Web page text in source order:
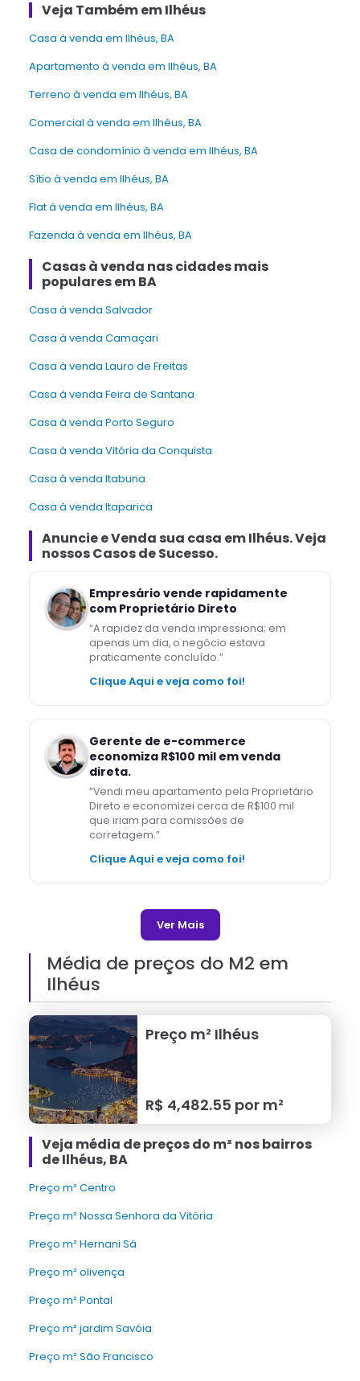
Veja Também em Ilhéus
Casa à venda em Ilhéus, BA
Apartamento à venda em Ilhéus, BA
Terreno à venda em Ilhéus, BA
Comercial à venda em Ilhéus, BA
Casa de condomínio à venda em Ilhéus, BA
Sítio à venda em Ilhéus, BA
Flat à venda em Ilhéus, BA
Fazenda à venda em Ilhéus, BA
Casas à venda nas cidades mais
populares em BA
Casa à venda Salvador
Casa à venda Camaçari
Casa à venda Lauro de Freitas
Casa à venda Feira de Santana
Casa à venda Porto Seguro
Casa à venda Vitória da Conquista
Casa à venda Itabuna
Casa à venda Itaparica
Anuncie e Venda sua casa emIlhéus. Veja
nossos Casos de Sucesso.
Empresário vende rapidamente
com Proprietário Direto
“A rapidez da venda impressiona; em
apenas um dia, o negócio estava
praticamente concluído.”
Clique Aqui e veja como foi!
Gerente de e-commerce
economiza R$100 mil em venda
direta.
“Vendi meu apartamento pela Proprietário
Direto e economizei cerca de R$100 mil
que iriam para comissões de
corretagem.”
Clique Aqui e veja como foi!
Ver Mais
Média de preços do M2 em
Ilhéus
Preço m² Ilhéus
R$ 4,482.55 por m²
Veja média de preços do m² nos bairros
de Ilhéus, BA
Preço m² Centro
Preço m² Nossa Senhora da Vitória
Preço m² Hernani Sá
Preço m² olivença
Preço m² Pontal
Preço m² jardim Savóia
Preço m² São Francisco